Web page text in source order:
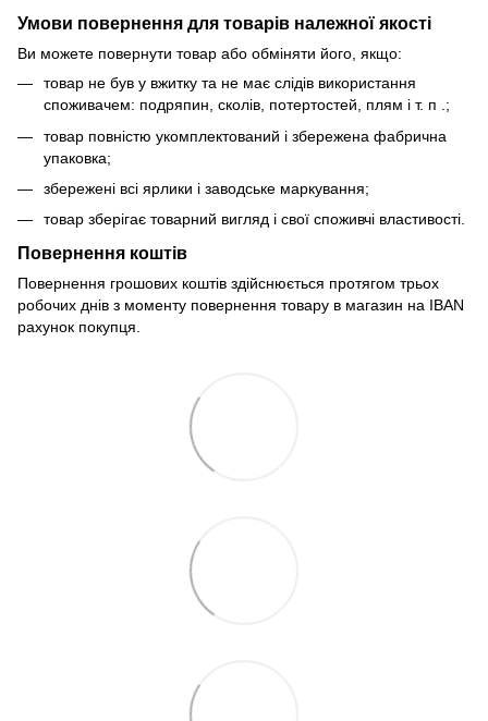
Умови повернення для товарів належної якості
Ви можете повернути товар або обміняти його, якщо:
товар не був у вжитку та не має слідів використання
споживачем: подряпин, сколів, потертостей, плям і т. п .;
товар повністю укомплектований і збережена фабрична
упаковка;
збережені всі ярлики і заводське маркування;
товар зберігає товарний вигляд і свої споживчі властивості.
Повернення коштів
Повернення грошових коштів здійснюється протягом трьох
робочих днів з моменту повернення товару в магазин на IBAN
рахунок покупця.